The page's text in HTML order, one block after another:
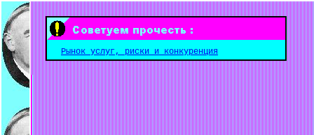
Рынок услуг, риски и конкуренция